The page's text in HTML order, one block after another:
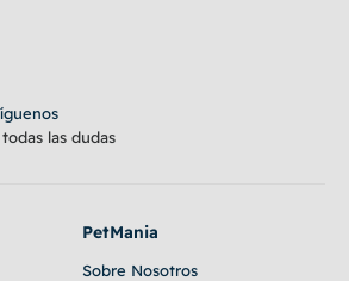
las dudas
PetMania
Sobre Nosotros